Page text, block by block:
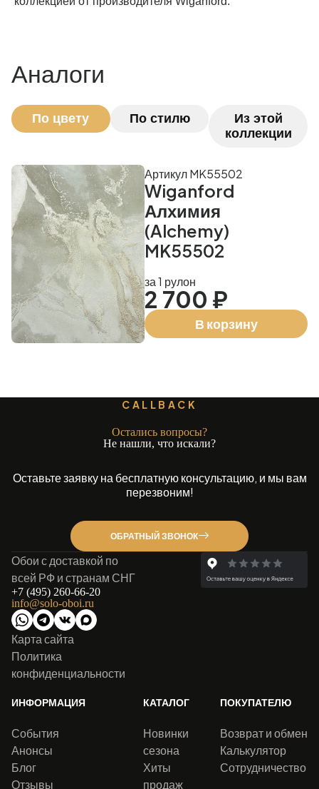
Аналоги
По цвету По стилю
Из этой
коллекции
Wiganford
Алхимия
(Alchemy)
MK55502
Артикул MK55502
за 1 рулон
2 700 ₽
В корзину
CALLBACK
Остались вопросы?
Не нашли, что искали?
Оставьте заявку на бесплатную консультацию, и мы вам
перезвоним!
ОБРАТНЫЙ ЗВОНОК
Обои с доставкой по
всей РФ и странам СНГ
+7 (495) 260-66-20
info@solo-oboi.ru
Карта сайта
Политика
конфиденциальности
ИНФОРМАЦИЯ
События
Анонсы
Блог
Отзывы
КАТАЛОГ
Новинки
сезона
Хиты
продаж
ПОКУПАТЕЛЮ
Возврат и обмен
Калькулятор
Сотрудничество